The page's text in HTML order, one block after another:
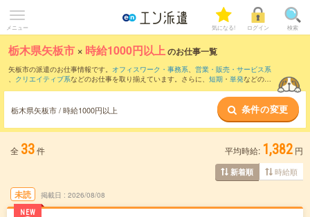
メニュー 気になる! ログイン 検索
栃木県矢板市 × 時給1000円以上のお仕事一覧
矢板市の派遣のお仕事情報です。 オフィスワーク・事務系、 営業・販売・サービス系
、 クリエイティブ系などのお仕事を取り揃えています。さらに、 短期 ・ 単発などの期
時給1100円以上 ・1800円以上の求人はこちら
当サイトでは法令を遵守し、最低賃金以上の求人のみを掲載しています。
栃木県矢板市 / 時給1000円以上 条件の変更
全 33件 平均時給: 1,382 円
新着順 時給順
未読
NEW
掲載日 2026/08/08